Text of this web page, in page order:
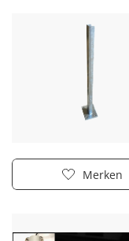
Merken